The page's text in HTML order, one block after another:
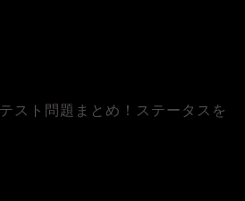
スト問題まとめ！ステータスを